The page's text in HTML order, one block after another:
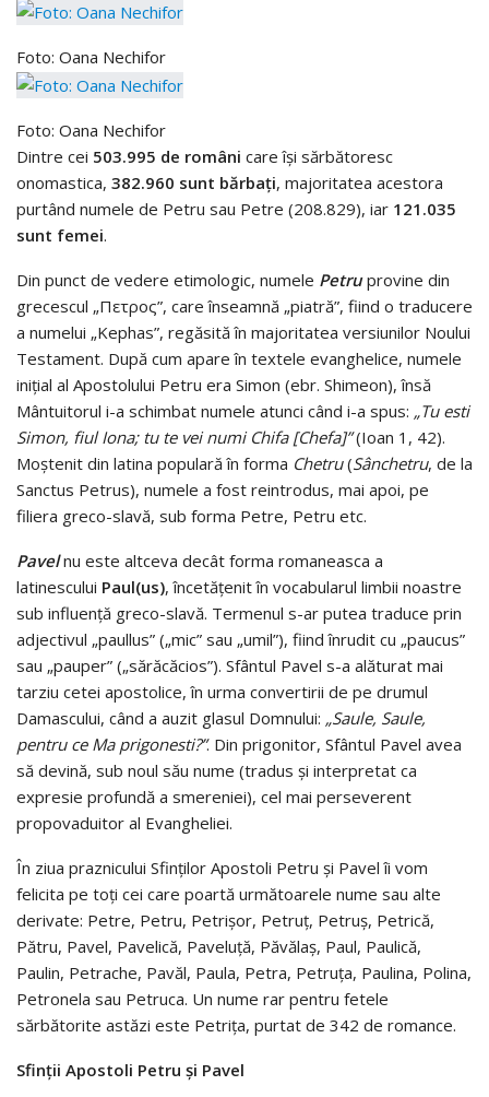
Foto: Oana Nechifor
Foto: Oana Nechifor
Dintre cei 503.995 de români care îşi sărbătoresc
onomastica, 382.960 sunt bărbaţi, majoritatea acestora
purtând numele de Petru sau Petre (208.829), iar 121.035
sunt femei.
Din punct de vedere etimologic, numele Petruprovine din
grecescul „Πετρος”, care înseamnă „piatră”, fiind o traducere
a numelui „Kephas”, regăsită în majoritatea versiunilor Noului
Testament. După cum apare în textele evanghelice, numele
inițial al Apostolului Petru era Simon (ebr. Shimeon), însă
Mântuitorul i-a schimbat numele atunci când i-a spus: „Tu esti
Simon, fiul Iona; tu te vei numi Chifa [Chefa]”(Ioan 1, 42).
Moștenit din latina populară în forma Chetru(Sânchetru, de la
Sanctus Petrus), numele a fost reintrodus, mai apoi, pe
filiera greco-slavă, sub forma Petre, Petru etc.
Pavelnu este altceva decât forma romaneasca a
latinescului Paul(us), încetățenit în vocabularul limbii noastre
sub influență greco-slavă. Termenul s-ar putea traduce prin
adjectivul „paullus” („mic” sau „umil”), fiind înrudit cu „paucus”
sau „pauper” („sărăcăcios”). Sfântul Pavel s-a alăturat mai
tarziu cetei apostolice, în urma convertirii de pe drumul
Damascului, când a auzit glasul Domnului: „Saule, Saule,
pentru ce Ma prigonesti?”. Din prigonitor, Sfântul Pavel avea
să devină, sub noul său nume (tradus și interpretat ca
expresie profundă a smereniei), cel mai perseverent
propovaduitor al Evangheliei.
În ziua praznicului Sfinților Apostoli Petru și Pavel îi vom
felicita pe toţi cei care poartă următoarele nume sau alte
derivate: Petre, Petru, Petrişor, Petruţ, Petruş, Petrică,
Pătru, Pavel, Pavelică, Paveluţă, Păvălaş, Paul, Paulică,
Paulin, Petrache, Pavăl, Paula, Petra, Petruţa, Paulina, Polina,
Petronela sau Petruca. Un nume rar pentru fetele
sărbătorite astăzi este Petriţa, purtat de 342 de romance.
Sfinții Apostoli Petru și Pavel